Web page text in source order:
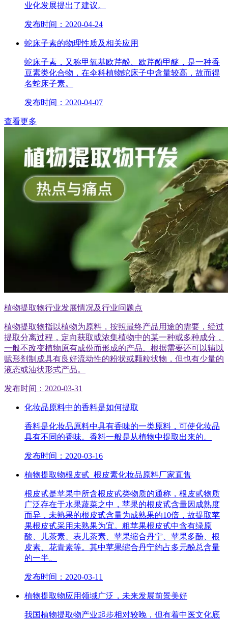
业化发展提出了建议。
发布时间：2020-04-24
蛇床子素的物理性质及相关应用
蛇床子素，又称甲氧基欧芹酚、欧芹酚甲醚，是一种香
豆素类化合物，在伞科植物蛇床子中含量较高，故而得
名蛇床子素。
发布时间：2020-04-07
查看更多
植物提取物行业发展情况及行业问题点
植物提取物指以植物为原料，按照最终产品用途的需要，经过
提取分离过程，定向获取或浓集植物中的某一种或多种成分，
一般不改变植物原有成份而形成的产品。根据需要还可以辅以
赋形剂制成具有良好流动性的粉状或颗粒状物，但也有少量的
液态或油状形式产品。
发布时间：2020-03-31
化妆品原料中的香料是如何提取
香料是化妆品原料中具有香味的一类原料，可使化妆品
具有不同的香味。香料一般是从植物中提取出来的。
发布时间：2020-03-16
植物提取物根皮甙_根皮素化妆品原料厂家直售
根皮甙是苹果中所含根皮甙类物质的通称，根皮甙物质
广泛存在于水果蔬菜之中，苹果的根皮甙含量因成熟度
而异，未熟果的根皮甙含量为成熟果的10倍，故提取苹
果根皮甙采用未熟果为宜。粗苹果根皮甙中含有绿原
酸、儿茶素、表儿茶素、苹果缩合丹宁、苹果多酚、根
皮素、花青素等。其中苹果缩合丹宁约占多元酚总含量
的一半。
发布时间：2020-03-11
植物提取物应用领域广泛，未来发展前景美好
我国植物提取物产业起步相对较晚，但有着中医文化底